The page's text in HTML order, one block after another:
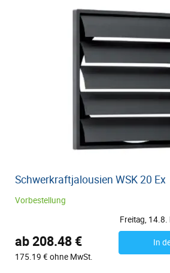
Schwerkraftjalousien WSK 20 Ex
Vorbestellung
Freitag,
ab 208.48 €
175.19 € ohne MwSt.
In